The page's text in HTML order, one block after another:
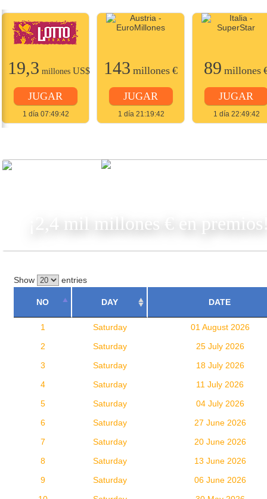
19,3 millones US$
JUGAR
1 día 07:49:42
143 millones €
JUGAR
1 día 21:19:42
89 millones
JUGAR
1 día 22:49:42
¡2,4 mil millones € en
Show entries
NO DAY DATE
1 Saturday
01 August 2026
2
Saturday
25 July 2026
3
Saturday
18 July 2026
4
Saturday
11 July 2026
5
Saturday
04 July 2026
6
Saturday
27 June 2026
7
Saturday
20 June 2026
8
Saturday
13 June 2026
9
Saturday
06 June 2026